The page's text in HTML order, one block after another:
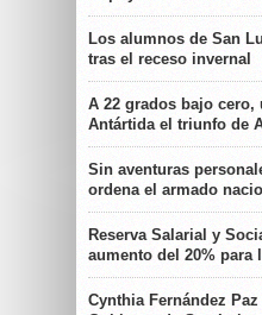
Los alumnos de San
tras el receso invernal
A 22 grados bajo
Antártida el triunfo de
Sin aventuras
ordena el armado
Reserva Salarial y
aumento del 20%
Cynthia Fernández